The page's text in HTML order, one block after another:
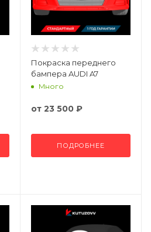
Покраска переднего
бампера AUDI A7
Много
от 23 500 ₽
ПОДРОБНЕЕ